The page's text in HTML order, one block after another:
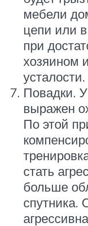
мебели
цепи или
при
хозяином
усталости.
Повадки.
выражен
По этой
стать
больше
спутника.